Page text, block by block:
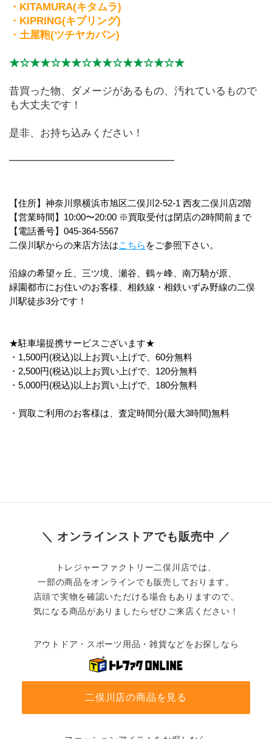
・KITAMURA(キタムラ)
・KIPRING(キプリング)
・土屋鞄(ツチヤカバン)
★☆★★☆★★☆★★☆★★☆★☆★
昔買った物、ダメージがあるもの、汚れているもので
も大丈夫です！
是非、お持ち込みください！
━━━━━━━━━━━━━━━━
【住所】神奈川県横浜市旭区二俣川2‐52‐1 西友二俣川店2階
【営業時間】10:00〜20:00 ※買取受付は閉店の2時間前まで
【電話番号】045-364-5567
二俣川駅からの来店方法はこちら をご参照下さい。
沿線の希望ヶ丘、三ツ境、瀬谷、鶴ヶ峰、南万騎が原、
緑園都市にお住いのお客様、相鉄線・相鉄いずみ野線の二俣
川駅徒歩3分です！
★駐車場提携サービスございます★
・1,500円(税込)以上お買い上げで、60分無料
・2,500円(税込)以上お買い上げで、120分無料
・5,000円(税込)以上お買い上げで、180分無料
・買取ご利用のお客様は、査定時間分(最大3時間)無料
＼ オンラインストアでも販売中 ／
トレジャーファクトリー二俣川店では、
一部の商品をオンラインでも販売しております。
店頭で実物を確認いただける場合もありますので、
気になる商品がありましたらぜひご来店ください！
アウトドア・スポーツ用品・雑貨などをお探しなら
二俣川店の商品を見る